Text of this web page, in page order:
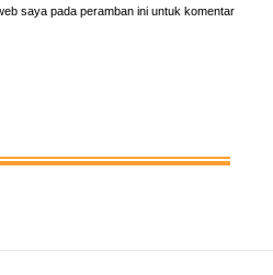
saya pada peramban ini untuk komentar